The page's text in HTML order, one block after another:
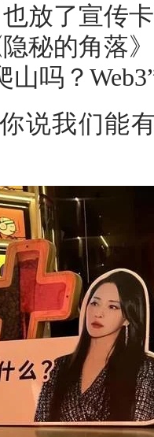
放了宣传
秘的角落
山吗？
说我们能